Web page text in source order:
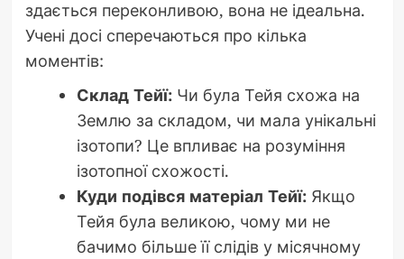
здається переконливою, вона не ідеальна.
Учені досі сперечаються про кілька
моментів:
Склад Тейї:Чи була Тейя схожа на
Землю за складом, чи мала унікальні
ізотопи? Це впливає на розуміння
ізотопної схожості.
Куди подівся матеріал Тейї:Якщо
Тейя була великою, чому ми не
бачимо більше її слідів у місячному